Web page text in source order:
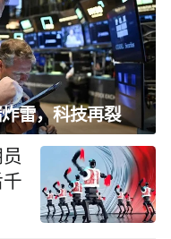
雷，科技再裂